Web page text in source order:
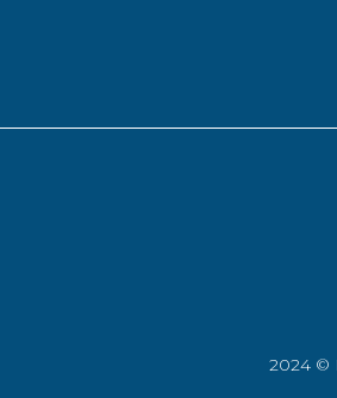
2024 ©